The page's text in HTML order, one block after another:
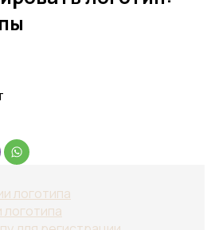
логотипа